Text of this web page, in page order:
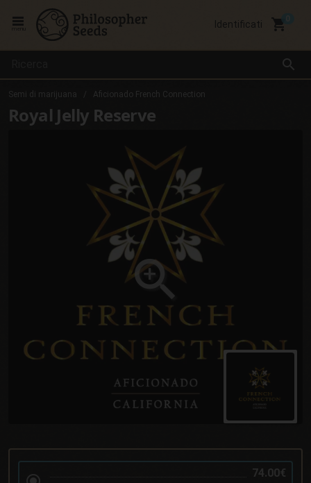
search
Identificati local_grocery_store
Semi di marijuana Aficionado French Connection
Royal Jelly Reserve
74.00€